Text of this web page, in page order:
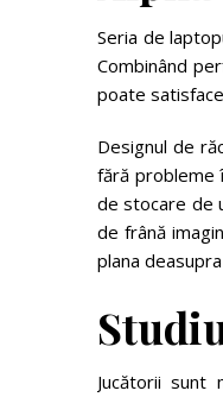
Seria de
Combinând
poate
Designul de
fără probleme
de stocare de
de frână
plana
Jucătorii sunt